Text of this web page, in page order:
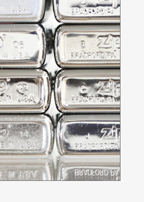
RANDOM SKULLWOOD/ランダム スカル ウッド
14,300円
DETAIL
19,250円
DETAIL